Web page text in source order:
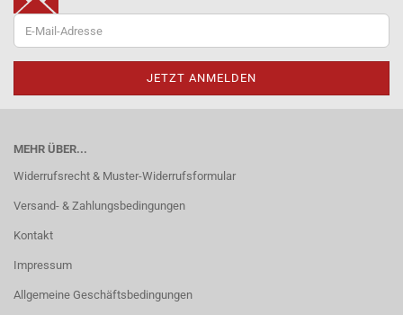
MEHR ÜBER...
Widerrufsrecht & Muster-Widerrufsformular
Versand- & Zahlungsbedingungen
Kontakt
Impressum
Allgemeine Geschäftsbedingungen